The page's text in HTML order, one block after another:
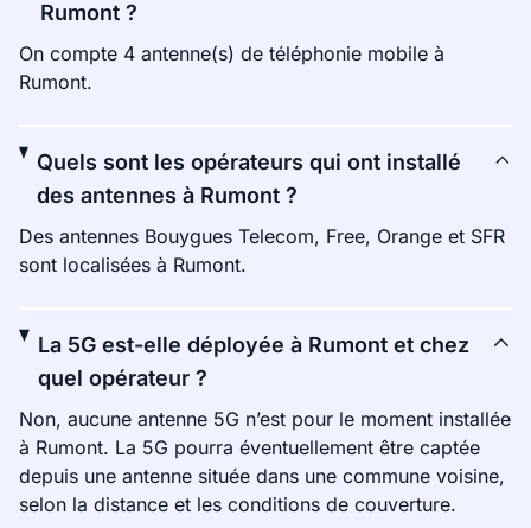
Rumont ?
On compte 4 antenne(s) de téléphonie mobile à
Rumont.
Quels sont les opérateurs qui ont installé
des antennes à Rumont ?
Des antennes Bouygues Telecom, Free, Orange et SFR
sont localisées à Rumont.
La 5G est-elle déployée à Rumont et chez
quel opérateur ?
Non, aucune antenne 5G n’est pour le moment installée
à Rumont. La 5G pourra éventuellement être captée
depuis une antenne située dans une commune voisine,
selon la distance et les conditions de couverture.